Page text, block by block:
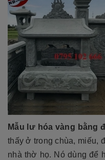
Mẫu lư hóa vàng bằng
thấy ở trong chùa, miếu,
nhà thờ họ. Nó dùng để